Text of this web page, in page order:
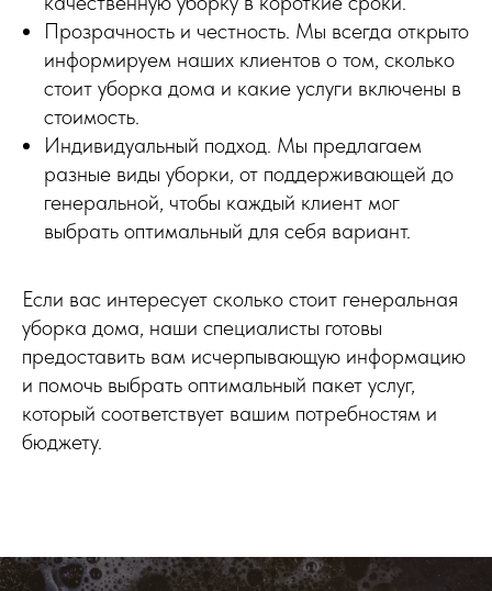
Прозрачность и честность. Мы всегда открыто
информируем наших клиентов о том, сколько
стоит уборка дома и какие услуги включены в
стоимость.
Индивидуальный подход. Мы предлагаем
разные виды уборки, от поддерживающей до
генеральной, чтобы каждый клиент мог
выбрать оптимальный для себя вариант.
Если вас интересует сколько стоит генеральная
уборка дома, наши специалисты готовы
предоставить вам исчерпывающую информацию
и помочь выбрать оптимальный пакет услуг,
который соответствует вашим потребностям и
бюджету.